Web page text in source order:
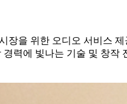
장을 위한 오디오 서비스
경력에 빛나는 기술 및 창